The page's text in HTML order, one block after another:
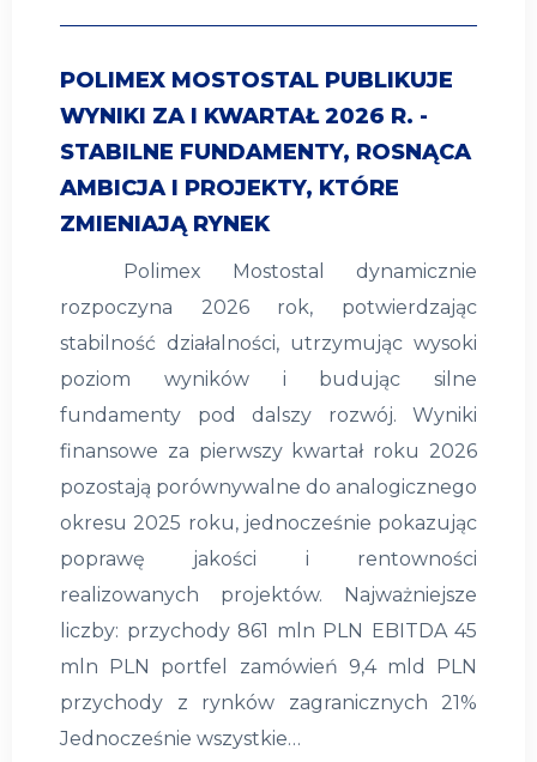
POLIMEX MOSTOSTAL PUBLIKUJE
WYNIKI ZA I KWARTAŁ 2026 R. -
STABILNE FUNDAMENTY, ROSNĄCA
AMBICJA I PROJEKTY, KTÓRE
ZMIENIAJĄ RYNEK
Polimex Mostostal dynamicznie
rozpoczyna 2026 rok, potwierdzając
stabilność działalności, utrzymując wysoki
poziom wyników i budując silne
fundamenty pod dalszy rozwój. Wyniki
finansowe za pierwszy kwartał roku 2026
pozostają porównywalne do analogicznego
okresu 2025 roku, jednocześnie pokazując
poprawę jakości i rentowności
realizowanych projektów. Najważniejsze
liczby: przychody 861 mln PLN EBITDA 45
mln PLN portfel zamówień 9,4 mld PLN
przychody z rynków zagranicznych 21%
Jednocześnie wszystkie…